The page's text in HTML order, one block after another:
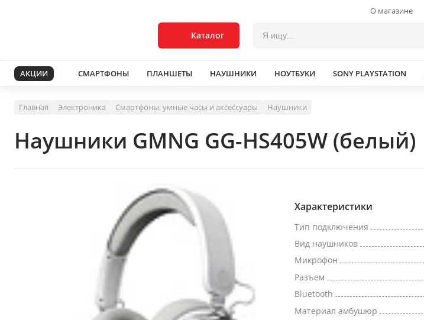
О магазине
Каталог
АКЦИИ СМАРТФОНЫ ПЛАНШЕТЫ НАУШНИКИ НОУТБУКИ SONY PLAYSTATION
Главная Электроника Смартфоны, умные часы и аксессуары Наушники
Наушники GMNG GG-HS405W (белый)
Характеристики
Тип подключения
Вид наушников
Микрофон
Разъем
Bluetooth
Материал амбушюр